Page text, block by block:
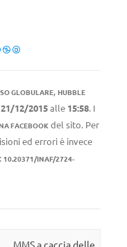
GLOBULARE, HUBBLE
21/12/2015alle 15:58. I
FACEBOOK del sito. Per
ed errori è invece
10.20371/INAF/2724-
MMS a caccia delle